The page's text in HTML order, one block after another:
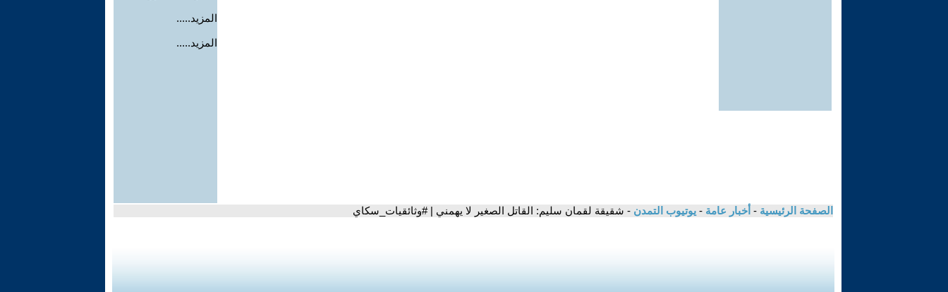
المزيد.....
المزيد.....
الصفحة الرئيسية - أخبار عامة - يوتيوب التمدن - شقيقة لقمان سليم: القاتل الصغير لا يهمني | #وثائقيات_سكاي